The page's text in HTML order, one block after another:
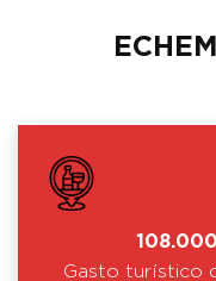
Gasto turístico